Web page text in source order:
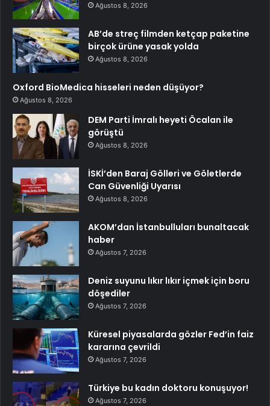
Ağustos 8, 2026
AB’de streç filmden ketçap paketine
birçok ürüne yasak yolda
Ağustos 8, 2026
Oxford BioMedica hisseleri neden düşüyor?
Ağustos 8, 2026
DEM Parti İmralı heyeti Öcalan ile
görüştü
Ağustos 8, 2026
İSKİ’den Baraj Gölleri ve Göletlerde
Can Güvenliği Uyarısı
Ağustos 8, 2026
AKOM’dan İstanbulluları bunaltacak
haber
Ağustos 7, 2026
Deniz suyunu lıkır lıkır içmek için boru
döşediler
Ağustos 7, 2026
Küresel piyasalarda gözler Fed’in faiz
kararına çevrildi
Ağustos 7, 2026
Türkiye bu kadın doktoru konuşuyor!
Ağustos 7, 2026